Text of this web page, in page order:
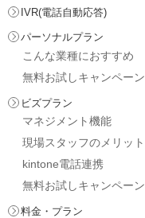
IVR(電話自動応答)
パーソナルプラン
こんな業種におすすめ
無料お試しキャンペーン
ビズプラン
マネジメント機能
現場スタッフのメリット
kintone電話連携
無料お試しキャンペーン
料金・プラン